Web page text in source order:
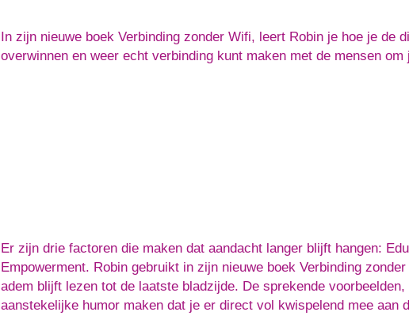
In zijn nieuwe boek Verbinding zonder Wifi, leert Robin je hoe je de
overwinnen en weer echt verbinding kunt maken met de mensen om
Er zijn drie factoren die maken dat aandacht langer blijft hangen:
Empowerment. Robin gebruikt in zijn nieuwe boek Verbinding
adem blijft lezen tot de laatste bladzijde. De sprekende
aanstekelijke humor maken dat je er direct vol kwispelend mee aan